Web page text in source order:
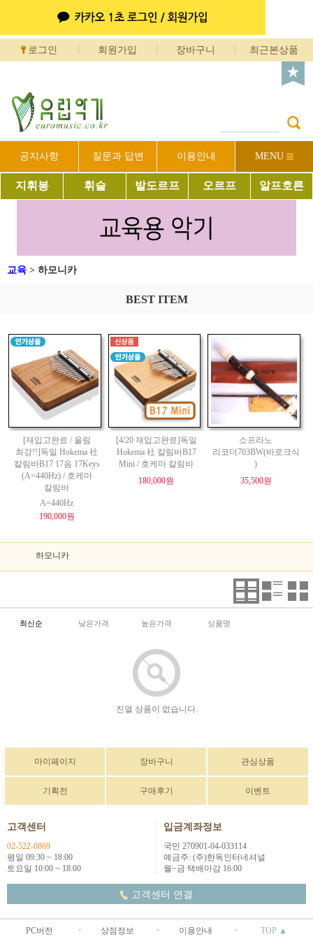
로그인 회원가입 장바구니 최근본상품
공지사항 질문과 답변 이용안내 MENU
지휘봉 휘슬 발도르프 오르프 알프호른
교육 > 하모니카
BEST ITEM
[재입고완료 / 울림
최강!!]독일 Hokema 社
칼림바B17 17음 17Keys
(A=440Hz) / 호케마
칼림바
A=440Hz
190,000원
[4/20 재입고완료]독일
Hokema 社 칼림바B17
Mini / 호케마 칼림바
180,000원
소프라노
리코더703BW(바로크식
)
35,500원
하모니카
최신순 낮은가격 높은가격 상품명
진열 상품이 없습니다.
마이페이지 장바구니 관심상품
기획전 구매후기 이벤트
고객센터
02-522-0869
평일 09:30 ~ 18:00
토요일 10:00 ~ 18:00
입금계좌정보
국민 270901-04-033114
예금주: (주)한독인터네셔널
월~금 택배마감 16:00
고객센터 연결
PC버전 상점정보 이용안내 TOP ▲